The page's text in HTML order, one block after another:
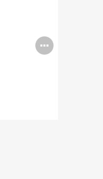
Open